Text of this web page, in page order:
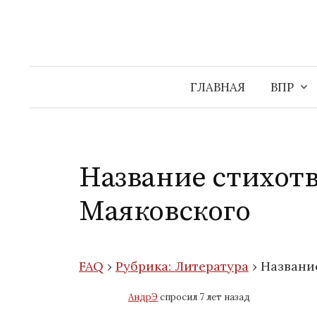
ГЛАВНАЯ ВПР
Название
Маяковского
FAQ › Рубрика: Литература ›
АндрЭ спросил 7 лет назад